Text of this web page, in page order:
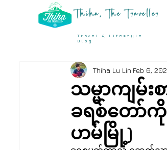
Thiha, The Traveller
Travel & Lifestyle
Blog
သမ္မာကျမ်း
ခရစ်တော်
ဟမ်မြို့)
Thiha Lu Lin Feb 6,